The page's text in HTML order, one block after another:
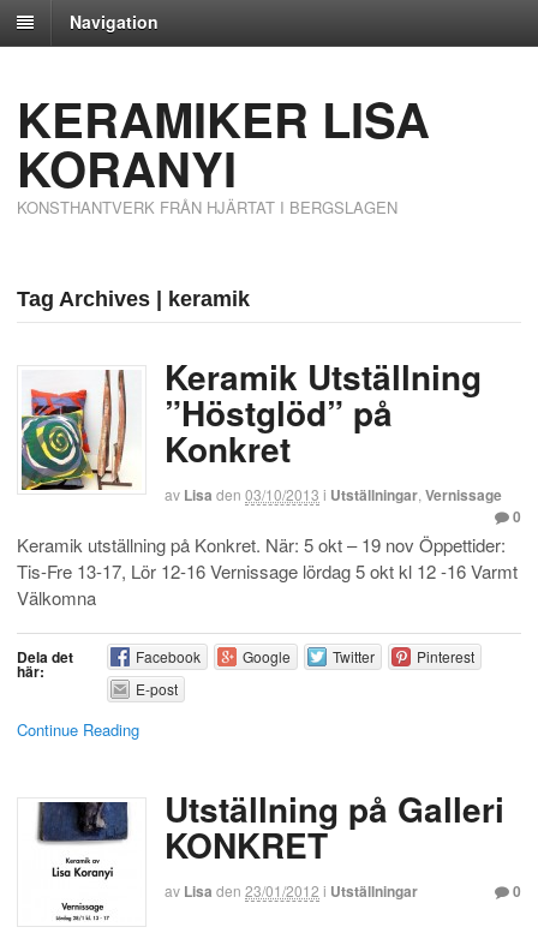
Navigation
KERAMIKER LISA
KORANYI
KONSTHANTVERK FRÅN HJÄRTAT I BERGSLAGEN
Tag Archives | keramik
Keramik Utställning
”Höstglöd” på
Konkret
av Lisa den 03/10/2013 i Utställningar Vernissage
0
Keramik utställning på Konkret. När: 5 okt – 19 nov Öppettider:
Tis-Fre 13-17, Lör 12-16 Vernissage lördag 5 okt kl 12 -16 Varmt
Välkomna
Dela det
här:
Facebook Google Twitter
Pinterest
E-post
Continue Reading
Utställning på Galleri
KONKRET
av Lisa den 23/01/2012 i Utställningar 0